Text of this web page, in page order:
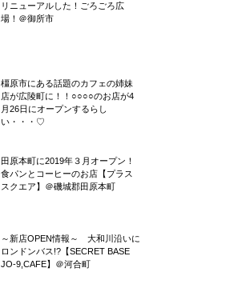
リニューアルした！ごろごろ広
場！＠御所市
橿原市にある話題のカフェの姉妹
店が広陵町に！！○○○○のお店が4
月26日にオープンするらし
い・・・♡
田原本町に2019年３月オープン！
食パンとコーヒーのお店【プラス
スクエア】＠磯城郡田原本町
～新店OPEN情報～ 大和川沿いに
ロンドンバス!?【SECRET BASE
JO-9,CAFE】＠河合町